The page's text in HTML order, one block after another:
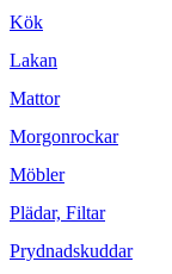
Kök
Lakan
Mattor
Morgonrockar
Möbler
Plädar, Filtar
Prydnadskuddar